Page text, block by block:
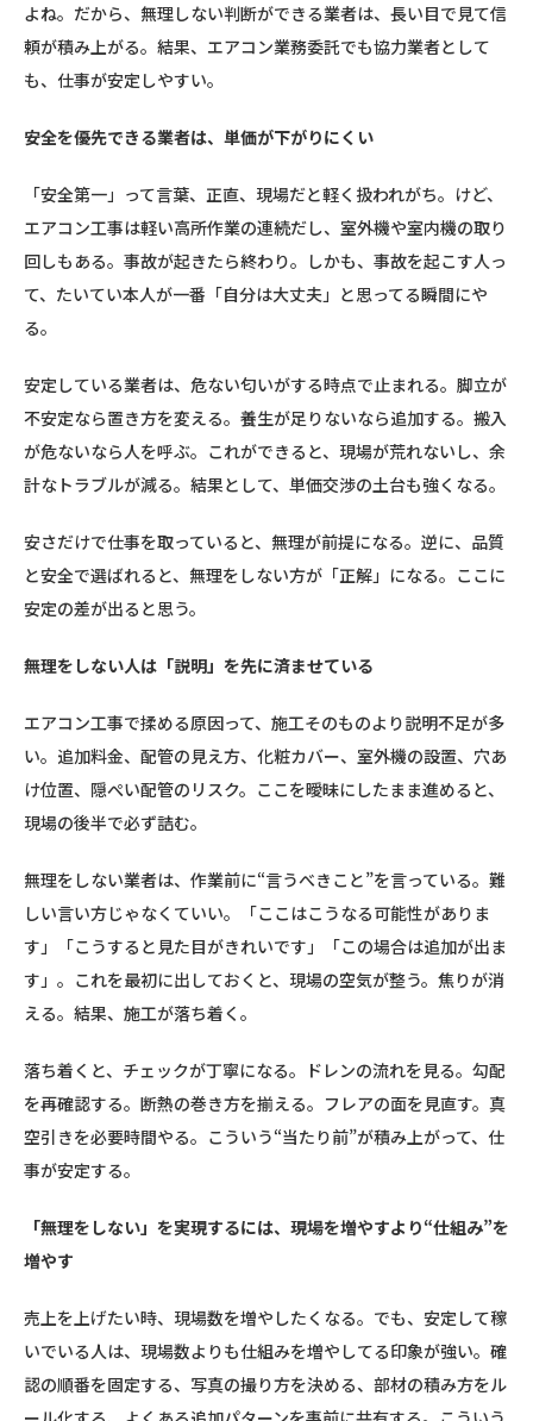
よね。だから、無理しない判断ができる業者は、長い目で見て信
頼が積み上がる。結果、エアコン業務委託でも協力業者として
も、仕事が安定しやすい。
安全を優先できる業者は、単価が下がりにくい
「安全第一」って言葉、正直、現場だと軽く扱われがち。けど、
エアコン工事は軽い高所作業の連続だし、室外機や室内機の取り
回しもある。事故が起きたら終わり。しかも、事故を起こす人っ
て、たいてい本人が一番「自分は大丈夫」と思ってる瞬間にや
る。
安定している業者は、危ない匂いがする時点で止まれる。脚立が
不安定なら置き方を変える。養生が足りないなら追加する。搬入
が危ないなら人を呼ぶ。これができると、現場が荒れないし、余
計なトラブルが減る。結果として、単価交渉の土台も強くなる。
安さだけで仕事を取っていると、無理が前提になる。逆に、品質
と安全で選ばれると、無理をしない方が「正解」になる。ここに
安定の差が出ると思う。
無理をしない人は「説明」を先に済ませている
エアコン工事で揉める原因って、施工そのものより説明不足が多
い。追加料金、配管の見え方、化粧カバー、室外機の設置、穴あ
け位置、隠ぺい配管のリスク。ここを曖昧にしたまま進めると、
現場の後半で必ず詰む。
無理をしない業者は、作業前に“言うべきこと”を言っている。難
しい言い方じゃなくていい。「ここはこうなる可能性がありま
す」「こうすると見た目がきれいです」「この場合は追加が出ま
す」。これを最初に出しておくと、現場の空気が整う。焦りが消
える。結果、施工が落ち着く。
落ち着くと、チェックが丁寧になる。ドレンの流れを見る。勾配
を再確認する。断熱の巻き方を揃える。フレアの面を見直す。真
空引きを必要時間やる。こういう“当たり前”が積み上がって、仕
事が安定する。
「無理をしない」を実現するには、現場を増やすより“仕組み”を
増やす
売上を上げたい時、現場数を増やしたくなる。でも、安定して稼
いでいる人は、現場数よりも仕組みを増やしてる印象が強い。確
認の順番を固定する、写真の撮り方を決める、部材の積み方をル